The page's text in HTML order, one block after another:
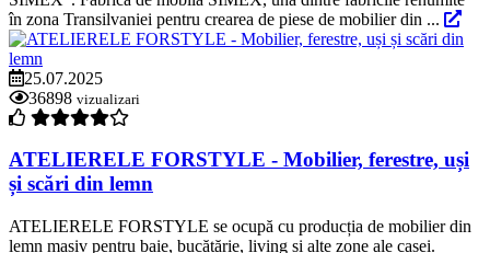
în zona Transilvaniei pentru crearea de piese de mobilier din ...
25.07.2025
36898 vizualizari
ATELIERELE FORSTYLE - Mobilier, ferestre, uși
și scări din lemn
ATELIERELE FORSTYLE se ocupă cu producția de mobilier din
lemn masiv pentru baie, bucătărie, living și alte zone ale casei.